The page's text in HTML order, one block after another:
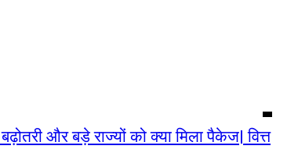
और बड़े राज्यों को क्या मिला पैकेज| वित्त